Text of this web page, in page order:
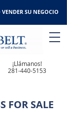
SU NEGOCIO
¡Llámanos!
281-440-5153
FOR SALE